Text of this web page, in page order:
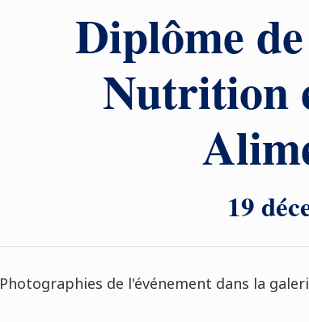
Diplôme
Nutrition
19
Photographies de l'événement dans la